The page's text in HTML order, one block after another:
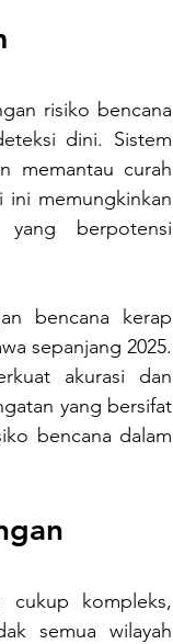
dini. Sistem
memantau curah
ini memungkinkan
berpotensi
sepanjang 2025.
akurasi dan
bencana dalam
semua wilayah